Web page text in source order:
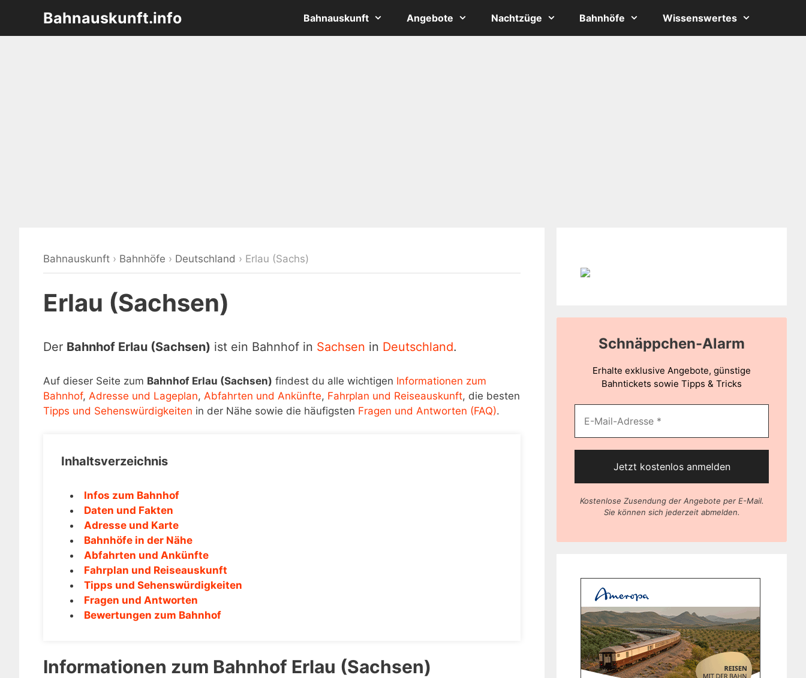
springen
Bahnauskunft.info Bahnauskunft Angebote Nachtzüge Bahnhöfe Wissenswertes
Bahnauskunft › Bahnhöfe › Deutschland › Erlau (Sachs)
Erlau (Sachsen)
Der Bahnhof Erlau (Sachsen) ist ein Bahnhof in Sachsen in Deutschland.
Auf dieser Seite zum Bahnhof Erlau (Sachsen) findest du alle wichtigen Informationen zum
Bahnhof, Adresse und Lageplan, Abfahrten und Ankünfte, Fahrplan und Reiseauskunft, die besten
Tipps und Sehenswürdigkeiten in der Nähe sowie die häufigsten Fragen und Antworten (FAQ).
Inhaltsverzeichnis
Infos zum Bahnhof
Daten und Fakten
Adresse und Karte
Bahnhöfe in der Nähe
Abfahrten und Ankünfte
Fahrplan und Reiseauskunft
Tipps und Sehenswürdigkeiten
Fragen und Antworten
Bewertungen zum Bahnhof
Informationen zum Bahnhof Erlau (Sachsen)
Schnäppchen-Alarm
Erhalte exklusive Angebote, günstige
Bahntickets sowie Tipps & Tricks
Kostenlose Zusendung der Angebote per E-Mail.
Sie können sich jederzeit abmelden.